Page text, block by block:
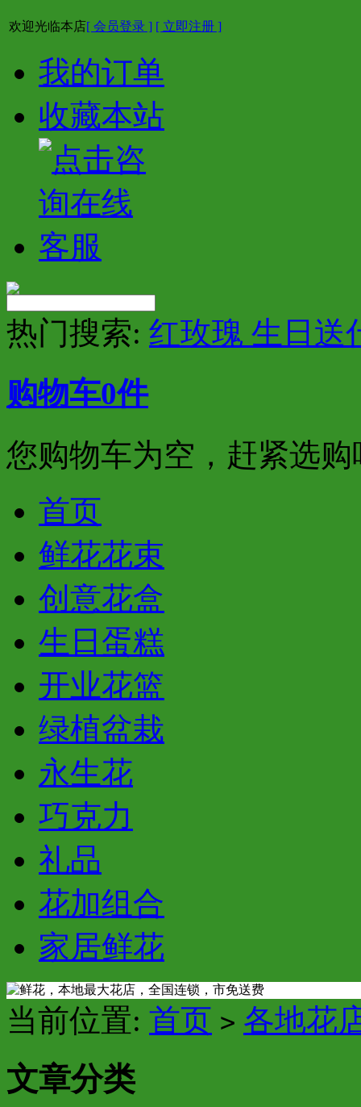
欢迎光临本店[ 会员登录 ] [ 立即注册 ]
我的订单
收藏本站
热门搜索: 红玫瑰 生日送
购物车0件
您购物车为空，赶紧选购
首页
鲜花花束
创意花盒
生日蛋糕
开业花篮
绿植盆栽
永生花
巧克力
礼品
花加组合
家居鲜花
当前位置: 首页 > 各地花
文章分类